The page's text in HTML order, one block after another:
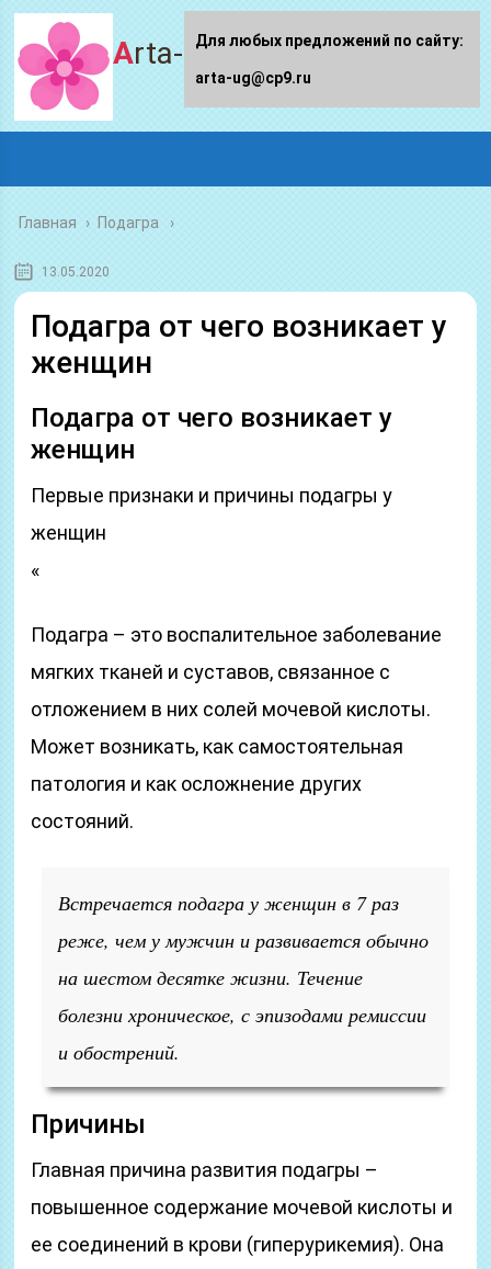
Arta-ug.ru
Главная › Подагра
13.05.2020
Подагра от чего возникает у
женщин
Подагра от чего возникает у
женщин
Первые признаки и причины подагры у
женщин
«
Подагра – это воспалительное заболевание
мягких тканей и суставов, связанное с
отложением в них солей мочевой кислоты.
Может возникать, как самостоятельная
патология и как осложнение других
состояний.
Встречается подагра у женщин в 7 раз
реже, чем у мужчин и развивается обычно
на шестом десятке жизни. Течение
болезни хроническое, с эпизодами ремиссии
и обострений.
Причины
Главная причина развития подагры –
повышенное содержание мочевой кислоты и
ее соединений в крови (гиперурикемия). Она
Для любых предложений по сайту:
arta-ug@cp9.ru